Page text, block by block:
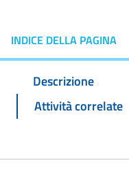
INDICE DELLA PAGINA
Descrizione
Attività correlate